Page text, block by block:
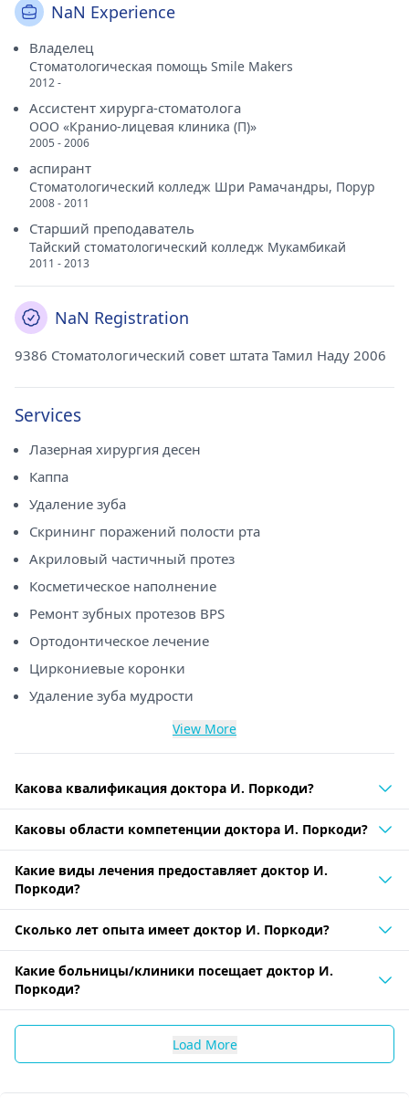
NaN Experience
Владелец
Стоматологическая помощь Smile Makers
2012 -
Ассистент хирурга-стоматолога
ООО «Кранио-лицевая клиника (П)»
2005 - 2006
аспирант
Стоматологический колледж Шри Рамачандры, Порур
2008 - 2011
Старший преподаватель
Тайский стоматологический колледж Мукамбикай
2011 - 2013
NaN Registration
9386 Стоматологический совет штата Тамил Наду 2006
Services
Лазерная хирургия десен
Каппа
Удаление зуба
Скрининг поражений полости рта
Акриловый частичный протез
Косметическое наполнение
Ремонт зубных протезов BPS
Ортодонтическое лечение
Циркониевые коронки
Удаление зуба мудрости
View More
Какова квалификация доктора И. Поркоди?
Каковы области компетенции доктора И. Поркоди?
Какие виды лечения предоставляет доктор И.
Поркоди?
Сколько лет опыта имеет доктор И. Поркоди?
Какие больницы/клиники посещает доктор И.
Поркоди?
Load More